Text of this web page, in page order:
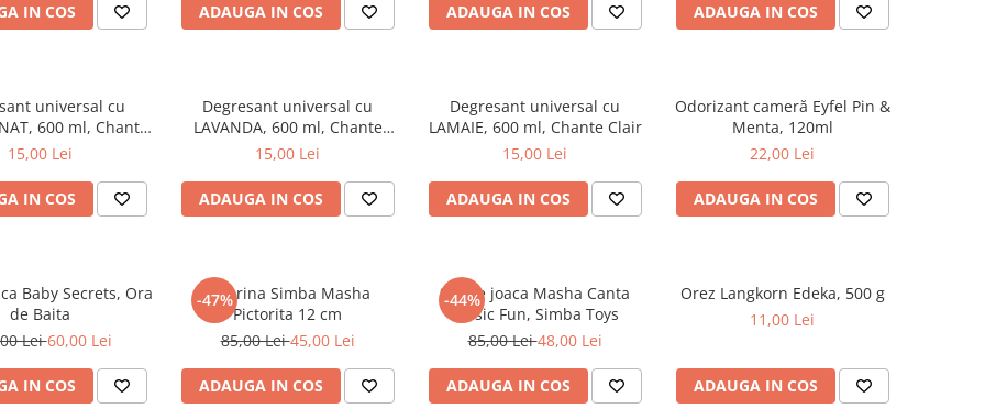
IN COS ADAUGA IN COS ADAUGA IN COS ADAUGA IN COS
universal cu
600 ml, Chante
Clair
15,00 Lei
IN COS
Degresant universal cu
LAVANDA, 600 ml, Chante
Clair
15,00 Lei
ADAUGA IN COS
Degresant universal cu
LAMAIE, 600 ml, Chante Clair
15,00 Lei
ADAUGA IN COS
Odorizant cameră Eyfel Pin &
Menta, 120ml
22,00 Lei
ADAUGA IN COS
Baby Secrets, Ora
de Baita
Lei60,00 Lei
IN COS
-47%
Figurina Simba Masha
Pictorita 12 cm
85,00 Lei45,00 Lei
ADAUGA IN COS
-44%
Set de joaca Masha Canta
Music Fun, Simba Toys
85,00 Lei48,00 Lei
ADAUGA IN COS
Orez Langkorn Edeka, 500 g
11,00 Lei
ADAUGA IN COS